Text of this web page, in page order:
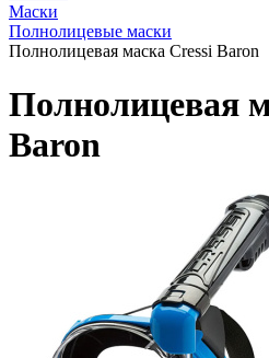
Маски
Полнолицевые маски
Полнолицевая маска Cressi Baron
Полнолицевая
Baron